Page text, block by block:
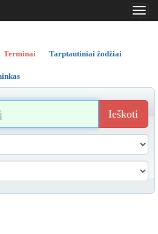
..
..
Terminai Tarptautiniai žodžiai
Ieškoti